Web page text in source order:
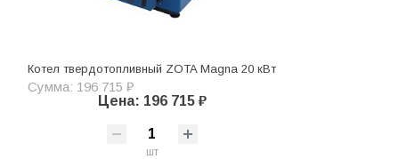
Котел твердотопливный ZOTA Magna 20 кВт
Сумма: 196 715 ₽
Цена: 196 715 ₽
шт